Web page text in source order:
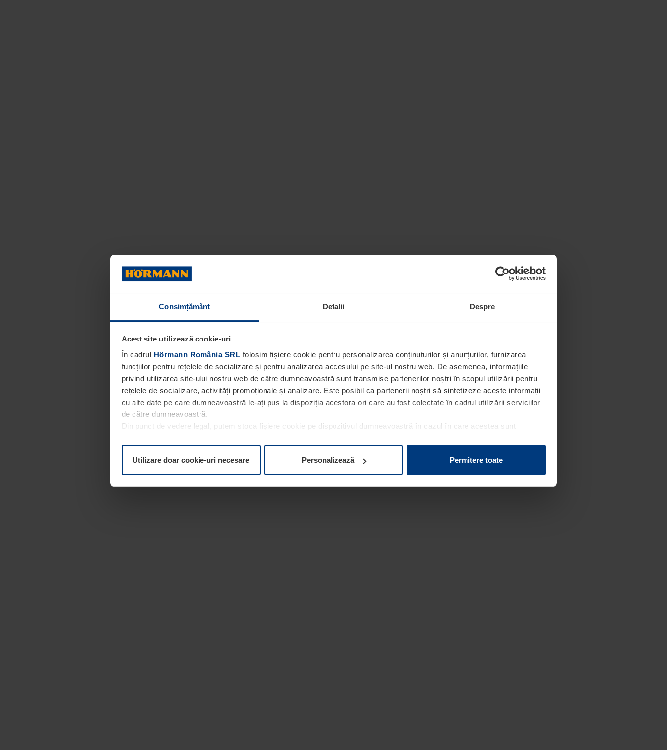
Consimțământ Detalii Despre
Acest site utilizează cookie-uri
În cadrul Hörmann România SRL folosim fișiere cookie pentru personalizarea conținuturilor și anunțurilor, furnizarea
funcțiilor pentru rețelele de socializare și pentru analizarea accesului pe site-ul nostru web. De asemenea, informațiile
privind utilizarea site-ului nostru web de către dumneavoastră sunt transmise partenerilor noștri în scopul utilizării pentru
rețelele de socializare, activități promoționale și analizare. Este posibil ca partenerii noștri să sintetizeze aceste informații
cu alte date pe care dumneavoastră le-ați pus la dispoziția acestora ori care au fost colectate în cadrul utilizării serviciilor
de către dumneavoastră.
Din punct de vedere legal, putem stoca fișiere cookie pe dispozitivul dumneavoastră în cazul în care acestea sunt
obligatorii pentru funcționarea acestei pagini. Pentru alte tipuri de fișiere cookie avem nevoie de permisiunea
paginaDeclarație cu privire la protecția datelor de pe site-ul nostru web.
Utilizare doar cookie-uri necesare Personalizează Permitere toate